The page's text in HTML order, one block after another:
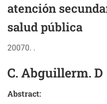
atención
salud pública
20070. .
C. Abguillerm. D
Abstract: